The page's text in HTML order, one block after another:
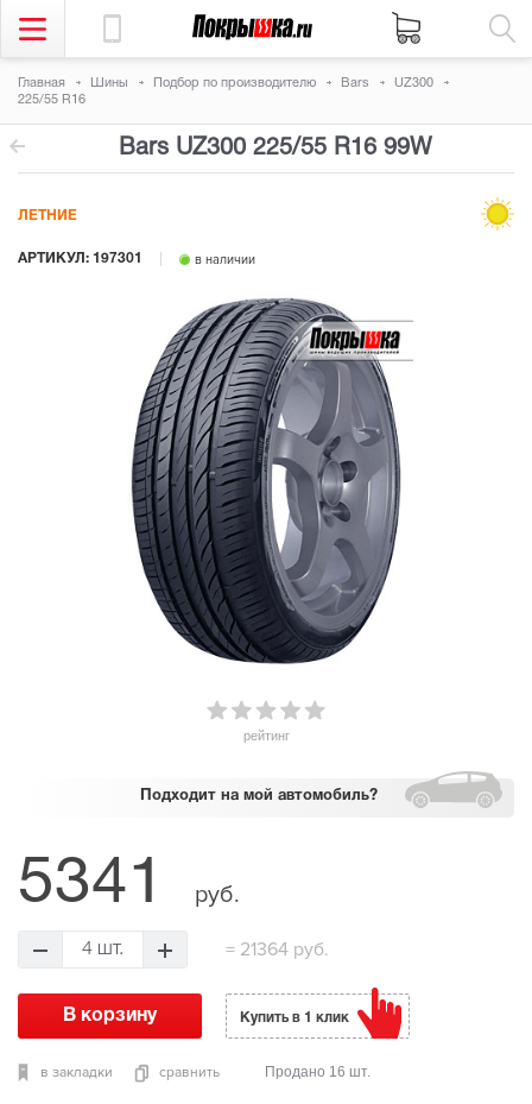
Главная Шины Подбор по производителю Bars
UZ300
225/55 R16
Bars UZ300 225/55 R16 99W
рейтинг
АРТИКУЛ: 197301 в наличии
ЛЕТНИЕ
Подходит на мой автомобиль?
5341 руб.
4 шт. = 21364 руб.
в закладки сравнить
Купить в 1 клик
Продано 16 шт.